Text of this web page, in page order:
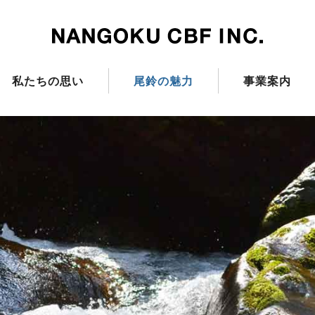
私たちの思い 尾鈴の魅力 事業案内